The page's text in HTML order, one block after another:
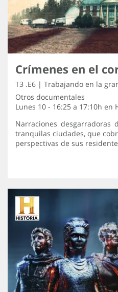
Crímenes en el
T3 .E6 | Trabajando en la
Otros documentales
Lunes 10 - 16:25 a 17:10h en
Narraciones desgarradoras
tranquilas ciudades, que
perspectivas de sus